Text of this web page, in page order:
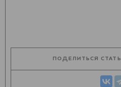
ПОДЕЛИТЬСЯ